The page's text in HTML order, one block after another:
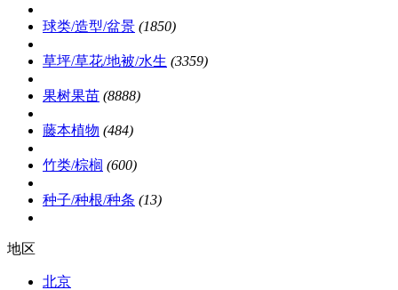
球类/造型/盆景 (1850)
草坪/草花/地被/水生 (3359)
果树果苗 (8888)
藤本植物 (484)
竹类/棕榈 (600)
种子/种根/种条 (13)
地区
北京